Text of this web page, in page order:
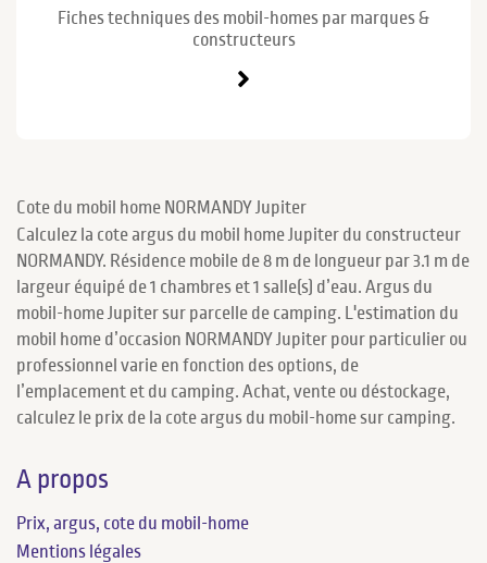
Fiches techniques des mobil-homes par marques &
constructeurs
Cote du mobil home NORMANDY Jupiter
Calculez la cote argus du mobil home Jupiter du constructeur
NORMANDY. Résidence mobile de 8 m de longueur par 3.1 m de
largeur équipé de 1 chambres et 1 salle(s) d’eau. Argus du
mobil-home Jupiter sur parcelle de camping. L'estimation du
mobil home d’occasion NORMANDY Jupiter pour particulier ou
professionnel varie en fonction des options, de
l’emplacement et du camping. Achat, vente ou déstockage,
calculez le prix de la cote argus du mobil-home sur camping.
A propos
Prix, argus, cote du mobil-home
Mentions légales